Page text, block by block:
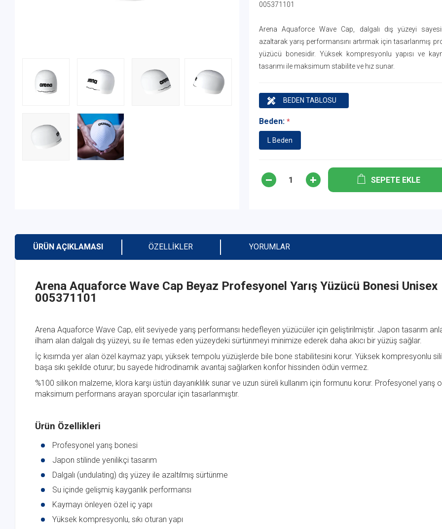
005371101
Arena Aquaforce Wave Cap, dalgalı dış yüzeyi
azaltarak yarış performansını artırmak için tasarlanmış
yüzücü bonesidir. Yüksek kompresyonlu yapısı ve
tasarımı ile maksimum stabilite ve hız sunar.
BEDEN TABLOSU
Beden: *
L Beden
SEPETE EKLE
ÜRÜN AÇIKLAMASI ÖZELLIKLER YORUMLAR
Arena Aquaforce Wave Cap Beyaz Profesyonel Yarış Yüzücü Bonesi Unisex
005371101
Arena Aquaforce Wave Cap, elit seviyede yarış performansı hedefleyen yüzücüler için geliştirilmiştir. Japon tasarım
ilham alan dalgalı dış yüzeyi, su ile temas eden yüzeydeki sürtünmeyi minimize ederek daha akıcı bir yüzüş sağlar.
İç kısımda yer alan özel kaymaz yapı, yüksek tempolu yüzüşlerde bile bone stabilitesini korur. Yüksek kompresyonlu
başa sıkı şekilde oturur; bu sayede hidrodinamik avantaj sağlarken konfor hissinden ödün vermez.
%100 silikon malzeme, klora karşı üstün dayanıklılık sunar ve uzun süreli kullanım için formunu korur. Profesyonel yarış
maksimum performans arayan sporcular için tasarlanmıştır.
Ürün Özellikleri
Profesyonel yarış bonesi
Japon stilinde yenilikçi tasarım
Dalgalı (undulating) dış yüzey ile azaltılmış sürtünme
Su içinde gelişmiş kayganlık performansı
Kaymayı önleyen özel iç yapı
Yüksek kompresyonlu, sıkı oturan yapı